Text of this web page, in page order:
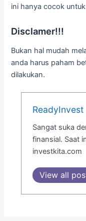
ini hanya cocok
Disclamer!!!
Bukan hal mudah
anda harus paham
dilakukan.
ReadyInvest
Sangat suka
finansial. Saat
investkita.com
View all